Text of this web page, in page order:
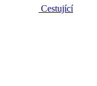
Cestující